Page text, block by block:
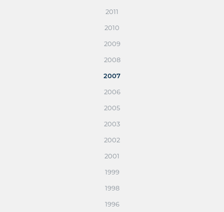
2011
2010
2009
2008
2007
2006
2005
2003
2002
2001
1999
1998
1996